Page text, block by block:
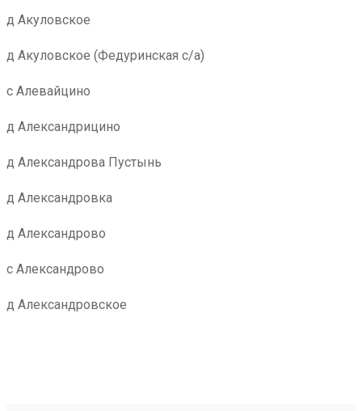
д Акуловское
д Акуловское (Федуринская с/а)
с Алевайцино
д Александрицино
д Александрова Пустынь
д Александровка
д Александрово
с Александрово
д Александровское